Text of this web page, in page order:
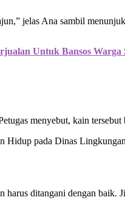
jelas Ana sambil
Untuk Bansos Warga
menyebut, kain
Hidup pada Dinas
ditangani dengan